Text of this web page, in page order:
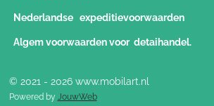
Nederlandse expeditievoorwaarden
Algem voorwaarden voor detaihandel.
© 2021 - 2026 www.mobilart.nl
Powered by JouwWeb